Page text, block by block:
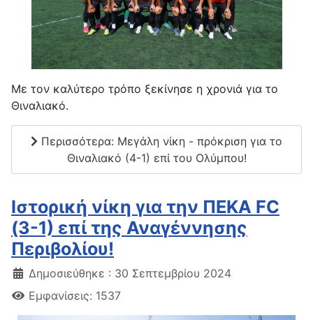
Με τον καλύτερο τρόπο ξεκίνησε η χρονιά για το
Θιναλιακό.
Περισσότερα: Μεγάλη νίκη - πρόκριση για το
Θιναλιακό (4-1) επί του Ολύμπου!
Ιστορική νίκη για την ΠΕΚΑ FC
(3-1) επί της Αναγέννησης
Περιβολίου!
Δημοσιεύθηκε : 30 Σεπτεμβρίου 2024
Εμφανίσεις: 1537